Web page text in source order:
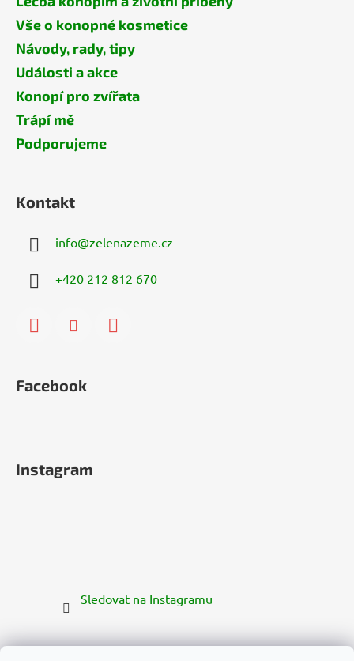
Vše o konopné kosmetice
Návody, rady, tipy
Události a akce
Konopí pro zvířata
Trápí mě
Podporujeme
Kontakt
info@zelenazeme.cz
+420 212 812 670
Facebook
Instagram
Sledovat na Instagramu